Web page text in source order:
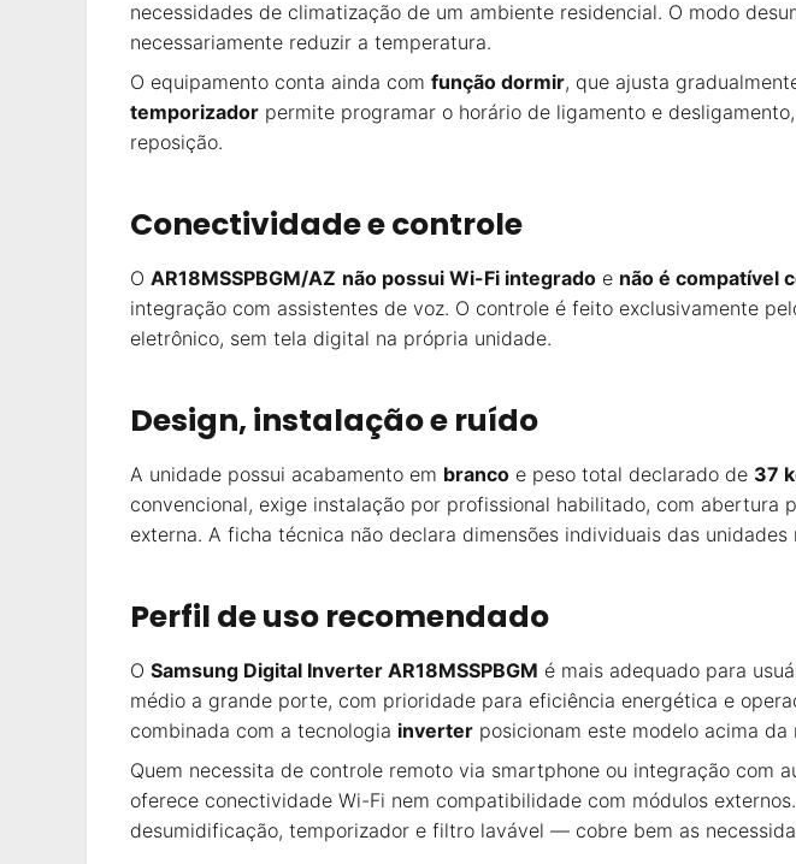
necessidades de climatização de um ambiente residencial. O modo
necessariamente reduzir a temperatura.
O equipamento conta ainda com função dormir, que ajusta
temporizador permite programar o horário de ligamento e
reposição.
Conectividade e controle
O AR18MSSPBGM/AZ não possui Wi-Fi integrado e não é compatível
integração com assistentes de voz. O controle é feito exclusivamente
eletrônico, sem tela digital na própria unidade.
Design, instalação e ruído
A unidade possui acabamento em branco e peso total declarado de 37
convencional, exige instalação por profissional habilitado, com
externa. A ficha técnica não declara dimensões individuais das unidades
Perfil de uso recomendado
O Samsung Digital Inverter AR18MSSPBGM é mais adequado para
médio a grande porte, com prioridade para eficiência energética e
combinada com a tecnologia inverter posicionam este modelo acima
Quem necessita de controle remoto via smartphone ou integração com
oferece conectividade Wi-Fi nem compatibilidade com módulos
desumidificação, temporizador e filtro lavável — cobre bem as